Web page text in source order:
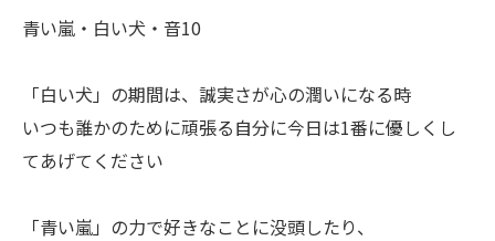
青い嵐・白い犬・音10
「白い犬」の期間は、誠実さが心の潤いになる時
いつも誰かのために頑張る自分に今日は1番に優しくし
てあげてください
「青い嵐」の力で好きなことに没頭したり、